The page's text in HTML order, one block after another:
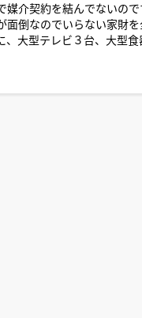
媒介契約を結んでないの
面倒なのでいらない家財
、大型テレビ３台、大型
ノ、古い桐箪笥３つ、買